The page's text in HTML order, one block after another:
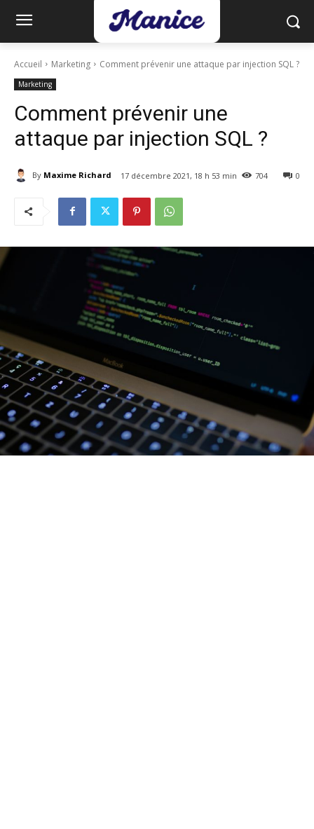
Accueil Marketing Comment prévenir une attaque par injection SQL ?
Marketing
Comment prévenir une
attaque par injection SQL ?
By Maxime Richard 17 décembre 2021, 18 h 53 min 0
704